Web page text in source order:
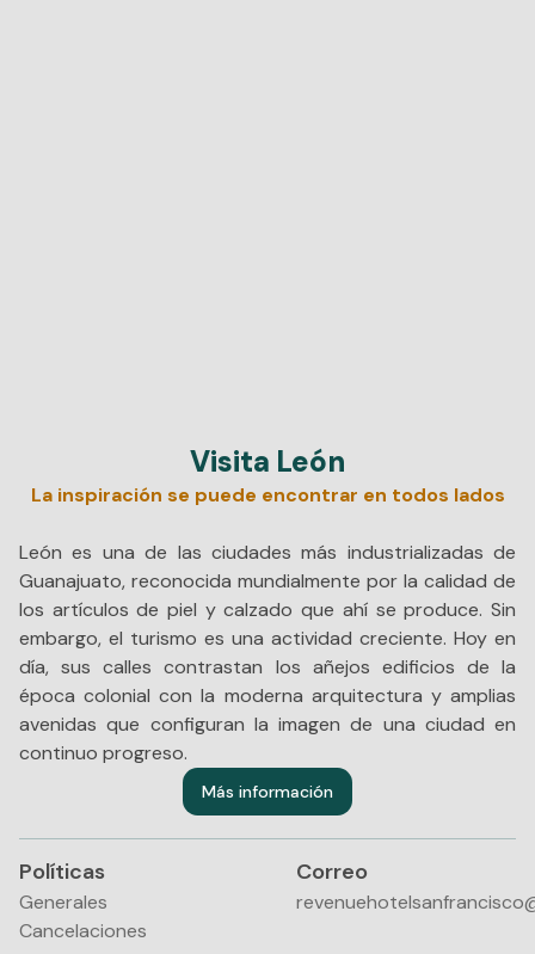
Visita León
La inspiración se puede encontrar en todos lados
León es una de las ciudades más industrializadas de
Guanajuato, reconocida mundialmente por la calidad de
los artículos de piel y calzado que ahí se produce. Sin
embargo, el turismo es una actividad creciente. Hoy en
día, sus calles contrastan los añejos edificios de la
época colonial con la moderna arquitectura y amplias
avenidas que configuran la imagen de una ciudad en
continuo progreso.
Más información
Políticas
Generales
Cancelaciones
Correo